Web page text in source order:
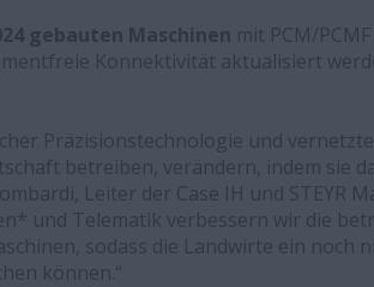
gebauten Maschinen mit PCM/
Konnektivität aktualisiert
Präzisionstechnologie und
betreiben, verändern, indem sie
Leiter der Case IH und STEYR
und Telematik verbessern wir die
sodass die Landwirte ein noch
können.“